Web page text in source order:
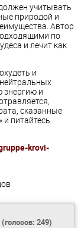
учитывать
природой и
Автор
по
и лечит как
и
энергию и
сказанные
питайтесь
krovi-
(голосов: 249)